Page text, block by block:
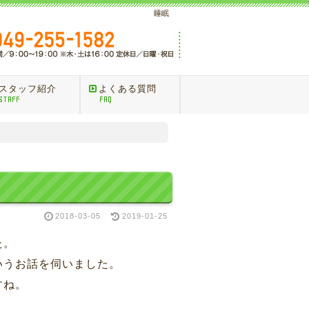
睡眠
スタッフ紹介
STAFF
よくある質問
FAQ
2018-03-05 2019-01-25
お話を伺いました。
。